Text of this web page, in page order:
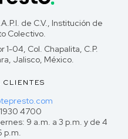
de C.V., Institución de
Colectivo.
1-04, Col. Chapalita, C.P.
Jalisco, México.
4700
9 a.m. a 3 p.m. y de 4
p.m.